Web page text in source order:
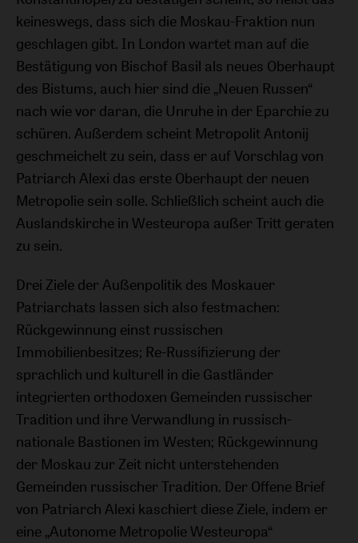
keineswegs, dass sich die Moskau-Fraktion nun
geschlagen gibt. In London wartet man auf die
Bestätigung von Bischof Basil als neues Oberhaupt
des Bistums, auch hier sind die „Neuen Russen“
nach wie vor daran, die Unruhe in der Eparchie zu
schüren. Außerdem scheint Metropolit Antonij
geschmeichelt zu sein, dass er auf Vorschlag von
Patriarch Alexi das erste Oberhaupt der neuen
Metropolie sein solle. Schließlich scheint auch die
Auslandskirche in Westeuropa außer Tritt geraten
zu sein.
Drei Ziele der Außenpolitik des Moskauer
Patriarchats lassen sich also festmachen:
Rückgewinnung einst russischen
Immobilienbesitzes; Re-Russifizierung der
sprachlich und kulturell in die Gastländer
integrierten orthodoxen Gemeinden russischer
Tradition und ihre Verwandlung in russisch-
nationale Bastionen im Westen; Rückgewinnung
der Moskau zur Zeit nicht unterstehenden
Gemeinden russischer Tradition. Der Offene Brief
von Patriarch Alexi kaschiert diese Ziele, indem er
eine „Autonome Metropolie Westeuropa“